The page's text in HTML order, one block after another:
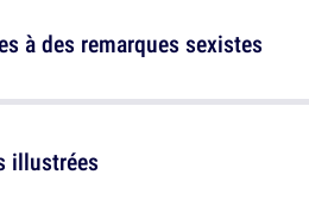
illustrées
à des remarques sexistes